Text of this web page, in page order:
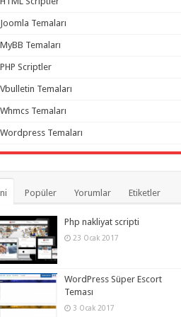
Joomla Temaları
MyBB Temaları
PHP Scriptler
Vbulletin Temaları
Whmcs Temaları
Wordpress Temaları
Popüler Yorumlar Etiketler
Php nakliyat scripti
23 Ocak 2017
WordPress Süper Escort
Teması
3 Ocak 2017